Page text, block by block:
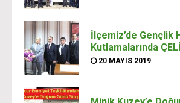
İlçemiz’de Gençlik
Kutlamalarında
20 MAYIS 2019